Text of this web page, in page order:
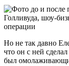
Но не так давно
что он с ней
был